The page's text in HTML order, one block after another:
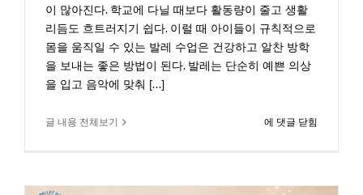
이 많아진다. 학교에 다닐 때보다 활동량이 줄고 생활
리듬도 흐트러지기 쉽다. 이럴 때 아이들이 규칙적으로
몸을 움직일 수 있는 발레 수업은 건강하고 알찬 방학
을 보내는 좋은 방법이 된다. 발레는 단순히 예쁜 의상
을 입고 음악에 맞춰 [...]
글 내용 전체보기
1191.
이
에 댓글 닫힘